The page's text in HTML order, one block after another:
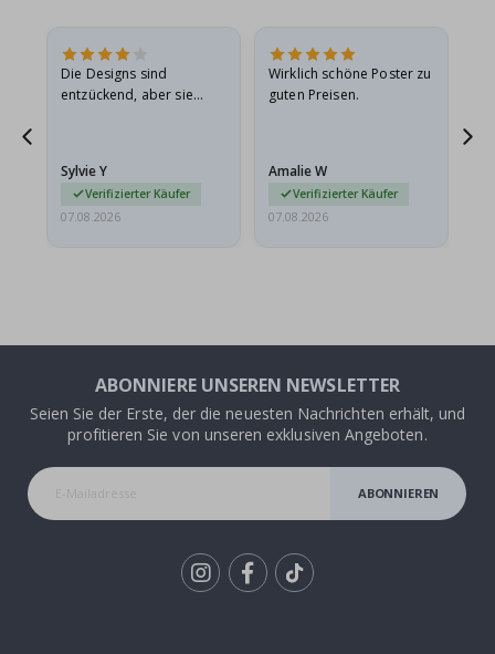
Die Designs sind
entzückend, aber sie
sie…
Sylvie Y
Verifizierter Käufer
07.08.2026
Wirklich schöne Poster zu
guten Preisen.
Amalie W
Verifizierter Käufer
07.08.2026
ABONNIERE UNSEREN NEWSLETTER
Seien Sie der Erste, der die neuesten Nachrichten erhält, und
profitieren Sie von unseren exklusiven Angeboten.
ABONNIEREN